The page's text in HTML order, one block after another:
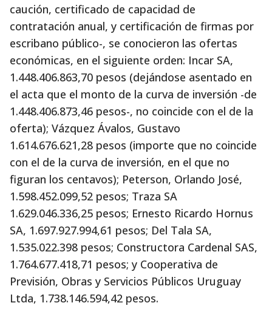
caución, certificado de capacidad de
contratación anual, y certificación de firmas por
escribano público-, se conocieron las ofertas
económicas, en el siguiente orden: Incar SA,
1.448.406.863,70 pesos (dejándose asentado en
el acta que el monto de la curva de inversión -de
1.448.406.873,46 pesos-, no coincide con el de la
oferta); Vázquez Ávalos, Gustavo
1.614.676.621,28 pesos (importe que no coincide
con el de la curva de inversión, en el que no
figuran los centavos); Peterson, Orlando José,
1.598.452.099,52 pesos; Traza SA
1.629.046.336,25 pesos; Ernesto Ricardo Hornus
SA, 1.697.927.994,61 pesos; Del Tala SA,
1.535.022.398 pesos; Constructora Cardenal SAS,
1.764.677.418,71 pesos; y Cooperativa de
Previsión, Obras y Servicios Públicos Uruguay
Ltda, 1.738.146.594,42 pesos.